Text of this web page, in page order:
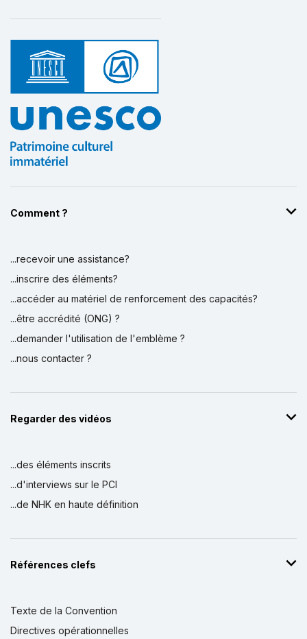
Comment ?
...recevoir une assistance?
...inscrire des éléments?
...accéder au matériel de renforcement des capacités?
...être accrédité (ONG) ?
...demander l'utilisation de l'emblème ?
...nous contacter ?
Regarder des vidéos
...des éléments inscrits
...d'interviews sur le PCI
...de NHK en haute définition
Références clefs
Texte de la Convention
Directives opérationnelles